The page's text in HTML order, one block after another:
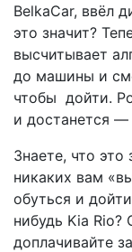
BelkaCar, ввёл
это значит?
высчитывает
до машины и
чтобы дойти.
и достанется
Знаете, что это
никаких вам
обуться и
нибудь Kia Rio?
доплачивайте